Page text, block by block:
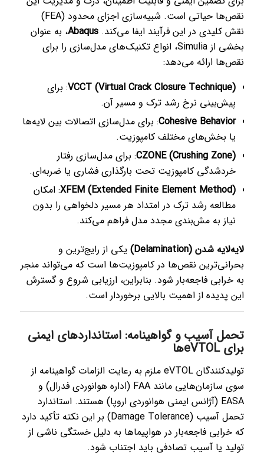
نقص‌ها حیاتی است. شبیه‌سازی اجزای محدود (FEA)
نقش کلیدی در این فرآیند ایفا می‌کند. Abaqus، به عنوان
بخشی از Simulia، انواع تکنیک‌های مدل‌سازی را برای
نقص‌ها ارائه می‌دهد:
VCCT (Virtual Crack Closure Technique): برای
پیش‌بینی نرخ رشد ترک و مسیر آن.
Cohesive Behavior: برای مدل‌سازی اتصالات بین لایه‌ها
یا بخش‌های مختلف کامپوزیت.
CZONE (Crushing Zone): برای مدل‌سازی رفتار
خردشدگی کامپوزیت تحت بارگذاری فشاری یا ضربه‌ای.
XFEM (Extended Finite Element Method): امکان
مطالعه رشد ترک در امتداد هر مسیر دلخواهی را بدون
نیاز به مش‌بندی مجدد مدل فراهم می‌کند.
لایه‌لایه شدن (Delamination)
یکی از رایج‌ترین و
بحرانی‌ترین نقص‌ها در کامپوزیت‌ها است که می‌تواند منجر
به خرابی فاجعه‌بار شود. بنابراین، ارزیابی شروع و گسترش
این پدیده از اهمیت بالایی برخوردار است.
تحمل آسیب و گواهینامه: استانداردهای ایمنی
برای eVTOLها
تولیدکنندگان eVTOL ملزم به رعایت الزامات گواهینامه از
سوی سازمان‌هایی مانند FAA (اداره هوانوردی فدرال) و
EASA (آژانس ایمنی هوانوردی اروپا) هستند. استاندارد
تحمل آسیب (Damage Tolerance) بر این نکته تأکید دارد
که خرابی فاجعه‌بار در هواپیماها به دلیل خستگی ناشی از
تولید یا آسیب تصادفی باید اجتناب شود.